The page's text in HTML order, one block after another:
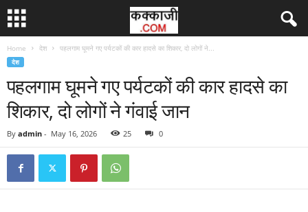
Home देश पहलगाम घूमने गए पर्यटकों की कार हादसे का शिकार, दो लोगों ने...
देश
पहलगाम घूमने गए पर्यटकों की कार हादसे का
शिकार, दो लोगों ने गंवाई जान
By admin - May 16, 2026 25 0